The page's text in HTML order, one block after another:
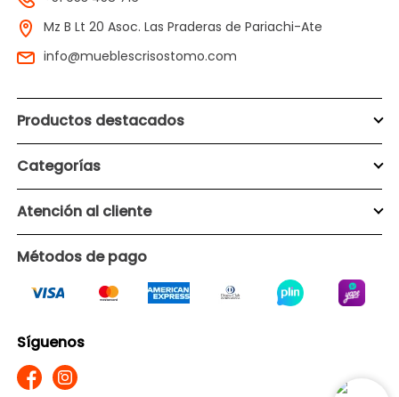
Mz B Lt 20 Asoc. Las Praderas de Pariachi-Ate
info@mueblescrisostomo.com
Productos destacados
Categorías
Atención al cliente
Métodos de pago